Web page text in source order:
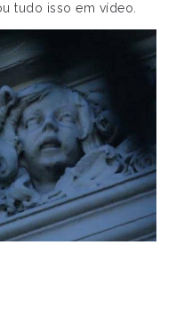
tudo isso em vídeo.